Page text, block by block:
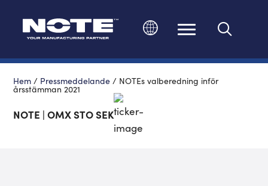
Hem / Pressmeddelande / NOTEs valberedning inför
årsstämman 2021
NOTE | OMX STO SEK